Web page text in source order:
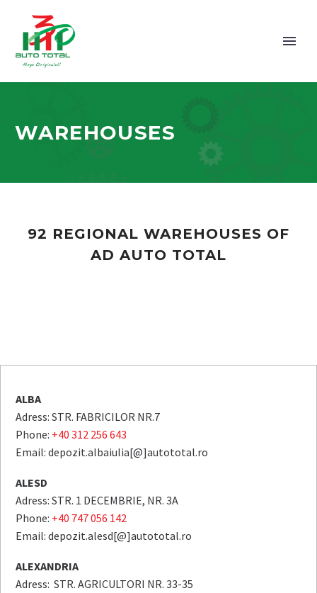
WAREHOUSES
92 REGIONAL WAREHOUSES OF
AD AUTO TOTAL
ALBA
Adress: STR. FABRICILOR NR.7
Phone: +40 312 256 643
Email: depozit.albaiulia[@]autototal.ro
ALESD
Adress: STR. 1 DECEMBRIE, NR. 3A
Phone: +40 747 056 142
Email: depozit.alesd[@]autototal.ro
ALEXANDRIA
Adress: STR. AGRICULTORI NR. 33-35